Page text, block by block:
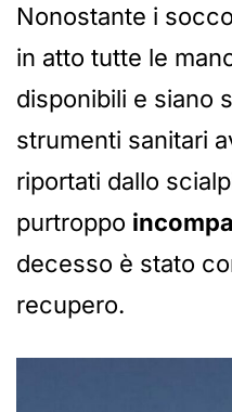
Nonostante i
in atto tutte le
disponibili e siano
strumenti sanitari
riportati dallo
purtroppo
decesso è stato
recupero.